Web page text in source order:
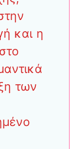
και η
των